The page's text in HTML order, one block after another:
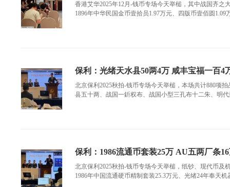
香港艾华2025年12月-钱币专场今天举槌，其中战国齐之
1896年中华民国金币壹拾员1.97万元、四版币壹佰圆
保利：光绪天水县50两4万 咸丰宝福一百4
北京保利2025秋拍-钱币专场今天举槌，本场共计880项
县五十两、战国一釿权布、战国小型三孔布十二朱、明
保利：1986流通币套装25万 AU五两厂条
北京保利2025秋拍-钱币专场今天举槌，纸钞、现代币及
1986年中国流通硬币精制套装25.3万元、光绪24年奉天